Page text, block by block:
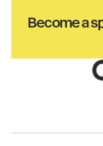
Haut
de
Become a